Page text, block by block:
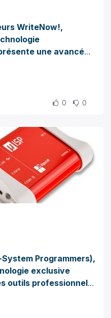
WriteNow!,
une avancée
la programmation
sont
des
0 0
Programmers),
exclusive
outils professionnels
et à l'évaluation de
μISP peut être